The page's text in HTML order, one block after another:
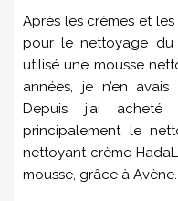
Après les crèmes et
pour le nettoyage du
utilisé une mousse
années, je n’en
Depuis j’ai
principalement le
nettoyant crème
mousse, grâce à Avène.